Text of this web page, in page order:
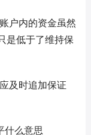
户内的资金虽然
是低于了维持保
及时追加保证